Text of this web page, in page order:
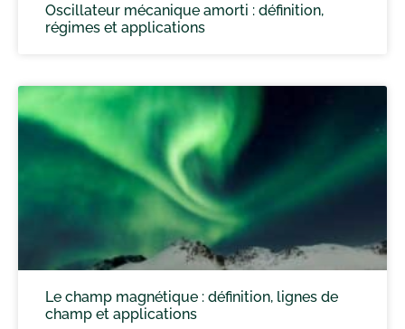
Oscillateur mécanique amorti : définition,
régimes et applications
Le champ magnétique : définition, lignes de
champ et applications